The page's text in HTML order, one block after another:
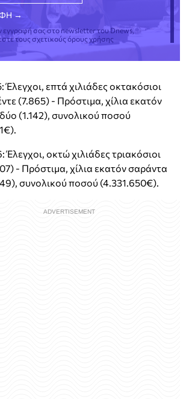
εγγραφή σας στο newsletter του Dnews,
τους σχετικούς όρους χρήσης
Έλεγχοι, επτά χιλιάδες οκτακόσιοι
(7.865) - Πρόστιμα, χίλια εκατόν
(1.142), συνολικού ποσού
Έλεγχοι, οκτώ χιλιάδες τριακόσιοι
- Πρόστιμα, χίλια εκατόν σαράντα
συνολικού ποσού (4.331.650€).